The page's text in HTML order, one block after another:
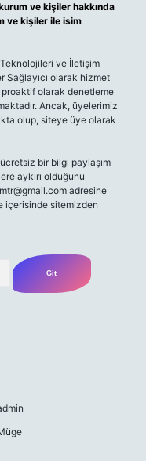
ve kişiler hakkında
ve kişiler ile isim
ve İletişim
Sağlayıcı olarak hizmet
olarak denetleme
Ancak, üyelerimiz
olup, siteye üye olarak
bir bilgi paylaşım
aykırı olduğunu
adresine
içerisinde sitemizden